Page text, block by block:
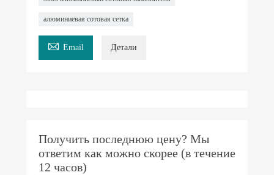
алюминиевая сотовая сетка
 Email Детали
Получить последнюю цену? Мы
ответим как можно скорее (в течение
12 часов)